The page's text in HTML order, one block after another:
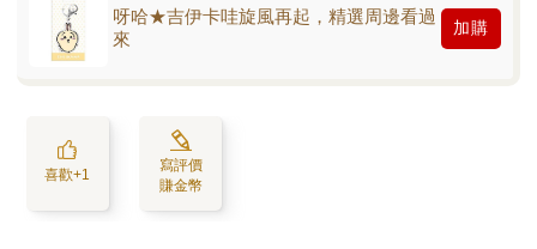
呀哈★吉伊卡哇旋風再起，精選周邊看過
來
加購
喜歡+1
寫評價
賺金幣